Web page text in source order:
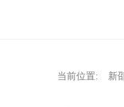
当前位置: 新